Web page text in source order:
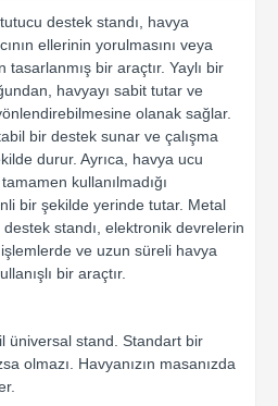
destek standı, havya
ellerinin yorulmasını veya
bir araçtır. Yaylı bir
havyayı sabit tutar ve
olanak sağlar.
bir destek sunar ve çalışma
durur. Ayrıca, havya ucu
kullanılmadığı
bir şekilde yerinde tutar. Metal
destek standı, elektronik devrelerin
ve uzun süreli havya
bir araçtır.
üniversal stand. Standart bir
olmazı. Havyanızın masanızda